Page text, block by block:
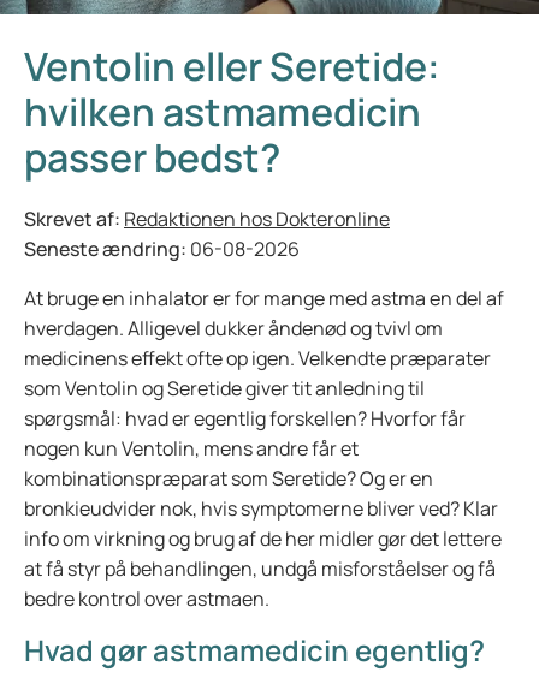
Ventolin eller Seretide:
hvilken astmamedicin
passer bedst?
Skrevet af: Redaktionen hos Dokteronline
Seneste ændring: 06-08-2026
At bruge en inhalator er for mange med astma en del af
hverdagen. Alligevel dukker åndenød og tvivl om
medicinens effekt ofte op igen. Velkendte præparater
som Ventolin og Seretide giver tit anledning til
spørgsmål: hvad er egentlig forskellen? Hvorfor får
nogen kun Ventolin, mens andre får et
kombinationspræparat som Seretide? Og er en
bronkieudvider nok, hvis symptomerne bliver ved? Klar
info om virkning og brug af de her midler gør det lettere
at få styr på behandlingen, undgå misforståelser og få
bedre kontrol over astmaen.
Hvad gør astmamedicin egentlig?